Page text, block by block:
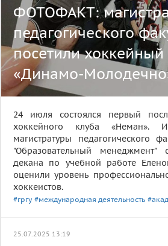
ФОТОФАКТ:
педагогического
посетили
«Динамо-
24 июля состоялся первый
хоккейного клуба «Неман».
магистратуры педагогического
"Образовательный менеджмент"
декана по учебной работе
оценили уровень
хоккеистов.
#гргу #международная деятельность
25.07.2025 13:19